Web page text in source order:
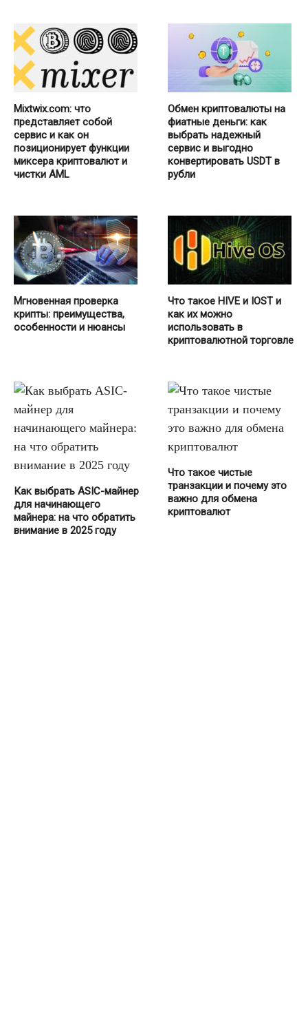
Mixtwix.com: что
представляет собой
сервис и как он
позиционирует функции
миксера криптовалют и
чистки AML
Обмен криптовалюты на
фиатные деньги: как
выбрать надежный
сервис и выгодно
конвертировать USDT в
рубли
Мгновенная проверка
крипты: преимущества,
особенности и нюансы
Что такое HIVE и IOST и
как их можно
использовать в
криптовалютной торговле
Как выбрать ASIC-майнер
для начинающего
майнера: на что обратить
внимание в 2025 году
Что такое чистые
транзакции и почему это
важно для обмена
криптовалют